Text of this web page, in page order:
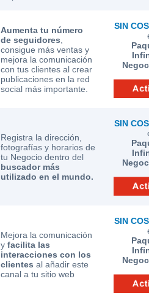
Aumenta tu número
de seguidores
consigue más ventas y
mejora la comunicación
con tus clientes al crear
publicaciones en la red
social más importante.
SIN
Registra la dirección,
fotografías y horarios de
tu Negocio dentro del
buscador más
utilizado en el mundo.
SIN
Mejora la comunicación
y facilita las
interacciones con los
clientes al añadir este
canal a tu sitio web
SIN